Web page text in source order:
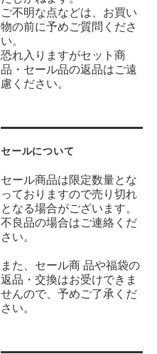
ご不明な点などは、お買い
物の前に予めご質問くださ
い。
恐れ入りますがセット商
品・セール品の返品はご遠
慮ください。
セールについて
セール商品は限定数量とな
っておりますので売り切れ
となる場合がございます。
不良品の場合はご連絡くだ
さい。
また、セール商 品や福袋の
返品・交換はお受けできま
せんので、予めご了承くだ
さい。